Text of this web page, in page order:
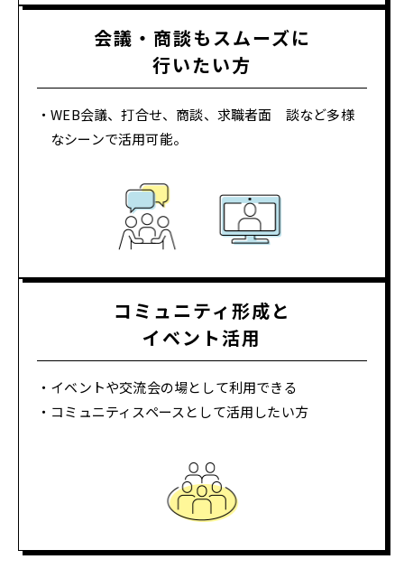
会議・商談もスムーズに
行いたい方
WEB会議、打合せ、商談、求職者面 談など多様
なシーンで活用可能。
コミュニティ形成と
イベント活用
イベントや交流会の場として利用できる
コミュニティスペースとして活用したい方